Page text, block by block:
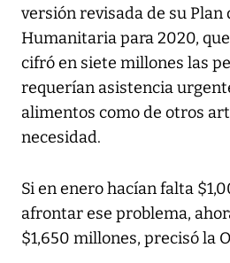
versión revisada de su Plan
Humanitaria para 2020,
cifró en siete millones las
requerían asistencia
alimentos como de otros
necesidad.
Si en enero hacían falta
afrontar ese problema,
$1,650 millones, precisó la